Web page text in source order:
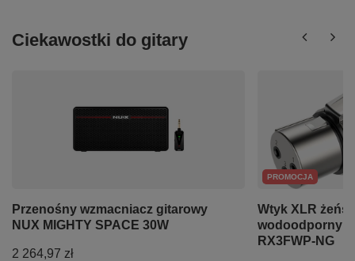
Ciekawostki do gitary
Przenośny wzmacniacz gitarowy
NUX MIGHTY SPACE 30W
2 264,97 zł
PROMOCJA
Wtyk XLR
wodoodporny
RX3FWP-NG